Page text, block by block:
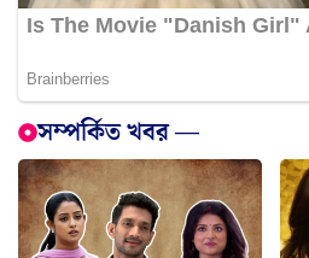
সম্পর্কিত খবর —